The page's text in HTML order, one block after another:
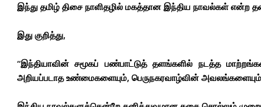
இந்து தமிழ் திசை நாளிதழில் மகத்தான இந்திய நாவல்கள்என்ற
இது குறித்து,
“இந்தியாவின் சமூகப் பண்பாட்டுத் தளங்களில் நடத்த
அறியப்படாத உண்மைகளையும், பெருநகரவாழ்வின் அவலங்களையும்